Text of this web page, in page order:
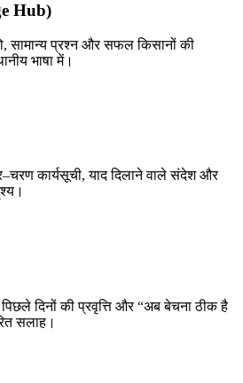
Hub)
सामान्य प्रश्न और सफल किसानों की
भाषा में।
कार्यसूची, याद दिलाने वाले संदेश और
दिनों की प्रवृत्ति और “अब बेचना ठीक है
सलाह।